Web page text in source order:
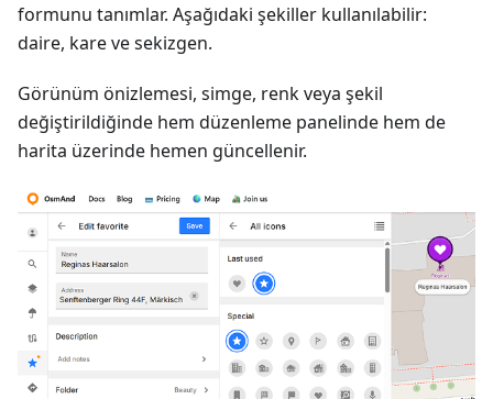
formunu tanımlar. Aşağıdaki şekiller kullanılabilir:
daire, kare ve sekizgen.
Görünüm önizlemesi, simge, renk veya şekil
değiştirildiğinde hem düzenleme panelinde hem de
harita üzerinde hemen güncellenir.